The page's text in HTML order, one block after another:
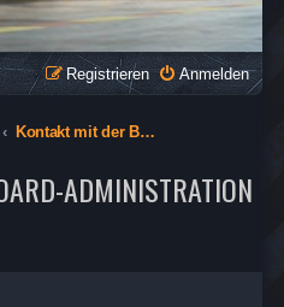
o
n
Anmelden
Registrieren
Kontakt mit der Board-Administration aufnehmen
ADMINISTRATION